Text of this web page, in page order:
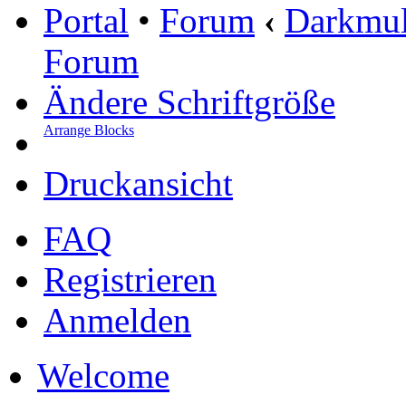
Portal • Forum ‹
Forum
Ändere Schriftgröße
Arrange Blocks
Druckansicht
FAQ
Registrieren
Anmelden
Welcome